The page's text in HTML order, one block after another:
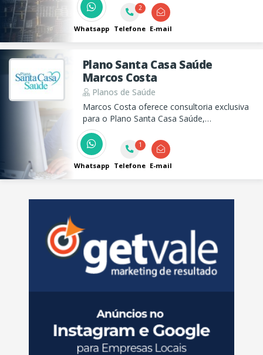
Whatsapp
2
Telefone E-mail
Plano Santa Casa Saúde
Marcos Costa
Planos de Saúde
Marcos Costa oferece consultoria exclusiva
para o Plano Santa Casa Saúde,
proporcionando atendimento de qualidade e
segurança pois é consultor direto da
operadora. Entre em contato para saber
mais e receber um orçamento.
Whatsapp
1
Telefone E-mail